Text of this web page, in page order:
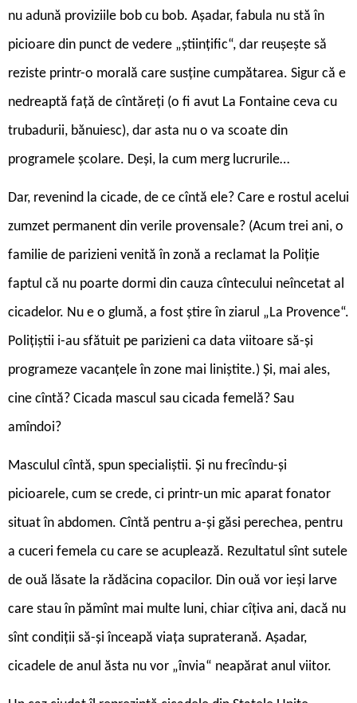
nu adună proviziile bob cu bob. Așadar, fabula nu stă în
picioare din punct de vedere „științific“, dar reușește să
reziste printr-o morală care susține cumpătarea. Sigur că e
nedreaptă față de cîntăreți (o fi avut La Fontaine ceva cu
trubadurii, bănuiesc), dar asta nu o va scoate din
programele școlare. Deși, la cum merg lucrurile…
Dar, revenind la cicade, de ce cîntă ele? Care e rostul acelui
zumzet permanent din verile provensale? (Acum trei ani, o
familie de parizieni venită în zonă a reclamat la Poliție
faptul că nu poarte dormi din cauza cîntecului neîncetat al
cicadelor. Nu e o glumă, a fost știre în ziarul „La Provence“.
Polițiștii i-au sfătuit pe parizieni ca data viitoare să-și
programeze vacanțele în zone mai liniștite.) Și, mai ales,
cine cîntă? Cicada mascul sau cicada femelă? Sau
amîndoi?
Masculul cîntă, spun specialiștii. Și nu frecîndu-și
picioarele, cum se crede, ci printr-un mic aparat fonator
situat în abdomen. Cîntă pentru a-și găsi perechea, pentru
a cuceri femela cu care se acuplează. Rezultatul sînt sutele
de ouă lăsate la rădăcina copacilor. Din ouă vor ieși larve
care stau în pămînt mai multe luni, chiar cîțiva ani, dacă nu
sînt condiții să-și înceapă viața supraterană. Așadar,
cicadele de anul ăsta nu vor „învia“ neapărat anul viitor.